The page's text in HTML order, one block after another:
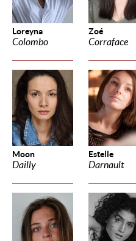
Loreyna
Colombo
Zoé
Corraface
Moon
Dailly
Estelle
Darnault